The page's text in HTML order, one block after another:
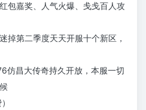
包嘉奖、人气火爆、戋戋百人攻
掉第二季度天天开服十个新区，
仿昌大传奇持久开放，本服一切